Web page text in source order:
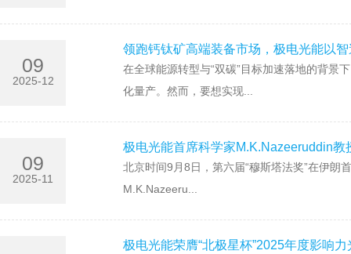
09
2025-12
领跑钙钛矿高端装备市场，极电光能以
在全球能源转型与“双碳”目标加速落地的背景
化量产。然而，要想实现...
09
2025-11
极电光能首席科学家M.K.Nazeeruddin教
北京时间9月8日，第六届“穆斯塔法奖”在伊朗
M.K.Nazeeru...
极电光能荣膺“北极星杯”2025年度影响